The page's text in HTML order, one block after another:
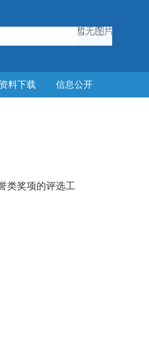
资料下载 信息公开
类奖项的评选工